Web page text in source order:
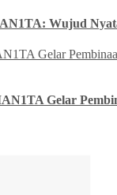
Wujud
Gelar